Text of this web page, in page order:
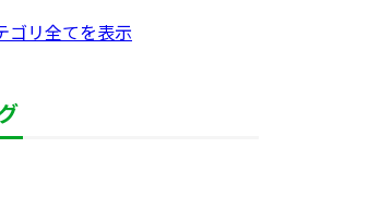
ゴリ全てを表示